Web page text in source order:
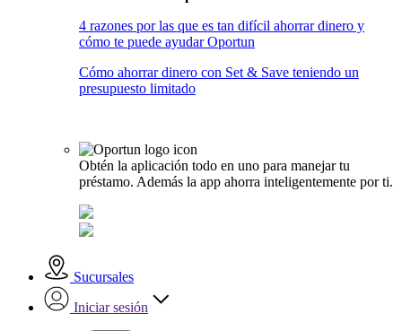
4 razones por las que es tan difícil ahorrar dinero y
cómo te puede ayudar Oportun
Cómo ahorrar dinero con Set & Save teniendo un
presupuesto limitado
Obtén la aplicación todo en uno para manejar tu
préstamo. Además la app ahorra inteligentemente por ti.
Sucursales
Iniciar sesión